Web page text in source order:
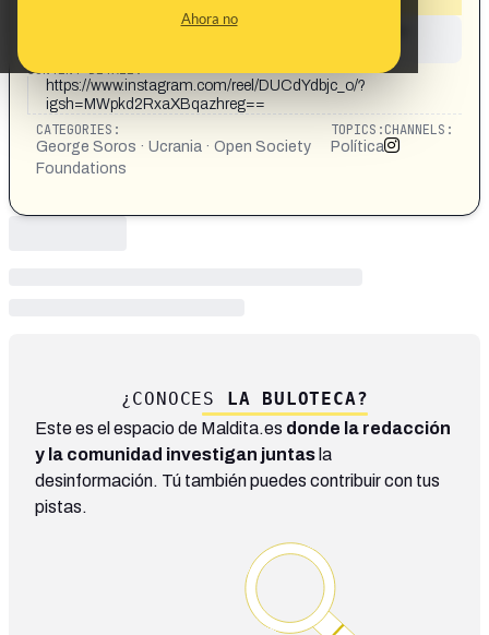
Ahora no
This content has not yet been investigated by the
CONTENT DETAIL:
https://www.instagram.com/reel/DUCdYdbjc_o/?
igsh=MWpkd2RxaXBqazhreg==
CATEGORIES:
George Soros · Ucrania · Open Society
Foundations
TOPICS:
Política
CHANNELS:
¿CONOCES LA BULOTECA?
Este es el espacio de Maldita.es donde la redacción
y la comunidad investigan juntas la
desinformación. Tú también puedes contribuir con tus
pistas.